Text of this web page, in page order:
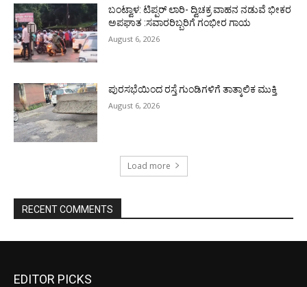
ಬಂಟ್ವಾಳ: ಟಿಪ್ಪರ್ ಲಾರಿ- ದ್ವಿಚಕ್ರ ವಾಹನ ನಡುವೆ ಭೀಕರ
ಅಪಘಾತ :ಸವಾರರಿಬ್ಬರಿಗೆ ಗಂಭೀರ ಗಾಯ
August 6, 2026
ಪುರಸಭೆಯಿಂದ ರಸ್ತೆ ಗುಂಡಿಗಳಿಗೆ ತಾತ್ಕಾಲಿಕ ಮುಕ್ತಿ
August 6, 2026
Load more
RECENT COMMENTS
EDITOR PICKS